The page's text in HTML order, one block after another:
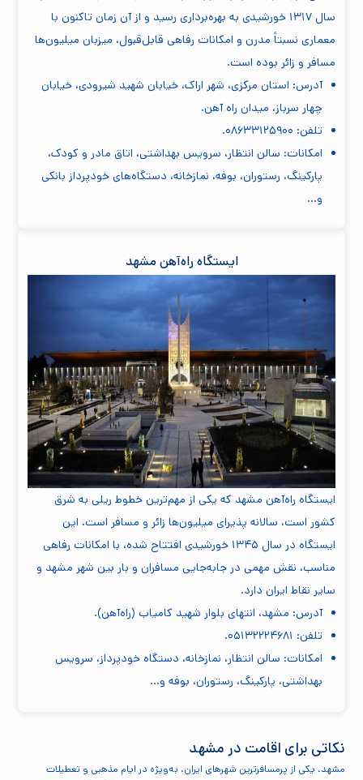
سال ۱۳۱۷ خورشیدی به بهره‌برداری رسید و از آن زمان تاکنون با
معماری نسبتاً مدرن و امکانات رفاهی قابل‌قبول، میزبان میلیون‌ها
مسافر و زائر بوده است.
آدرس: استان مرکزی، شهر اراک، خیابان شهيد شيرودی، خيابان
چهار سرباز، ميدان راه آهن.
تلفن: ۰۸۶۳۳۱۲۵۹۰۰.
امکانات: سالن انتظار، سرویس بهداشتی، اتاق مادر و کودک،
پارکینگ، رستوران، بوفه، نمازخانه، دستگاه‌های خودپرداز بانکی
و…
ایستگاه راه‌آهن مشهد
ایستگاه راه‌آهن مشهد که یکی از مهم‌ترین خطوط ریلی به شرق
کشور است، سالانه پذیرای میلیون‌ها زائر و مسافر است. این
ایستگاه در سال ۱۳۴۵ خورشیدی افتتاح شده، با امکانات رفاهی
مناسب، نقش مهمی در جابه‌جایی مسافران و بار بین شهر مشهد و
سایر نقاط ایران دارد.
آدرس: مشهد، انتهای بلوار شهید کامیاب (راه‌آهن).
تلفن: ۰۵۱۳۲۲۲۴۶۸۱.
امکانات: سالن انتظار، نمازخانه، دستگاه خودپرداز، سرویس
بهداشتی، پارکینگ، رستوران، بوفه و…
نکاتی برای اقامت در مشهد
مشهد، یکی از پرمسافرترین شهرهای ایران، به‌ویژه در ایام مذهبی و تعطیلات